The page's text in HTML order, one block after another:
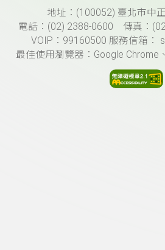
頁尾資訊地址：(100052) 臺北市中
電話：(02) 2388-0600 傳真：
VOIP：99160500 服務信箱：
最佳使用瀏覽器：Google Chrome